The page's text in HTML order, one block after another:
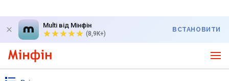
Multi від Мінфін
(8,9K+)
ВСТАНОВИТИ